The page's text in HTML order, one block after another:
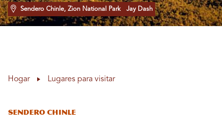
Sendero Chinle, Zion National Park Jay Dash
Hogar Lugares para visitar
Sendero Chinle